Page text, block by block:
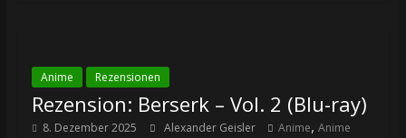
Anime Rezensionen
Rezension: Berserk – Vol. 2 (Blu-ray)
8. Dezember 2025 Alexander Geisler Anime, Anime